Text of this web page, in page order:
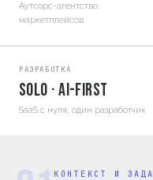
Аутсорс-агентство
маркетплейсов
РАЗРАБОТКА
Solo · AI-first
SaaS с нуля, один разработчик
КОНТЕКСТ И